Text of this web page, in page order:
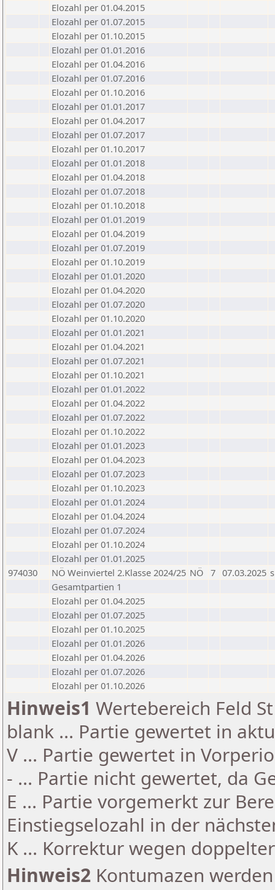
Elozahl per 01.04.2015
Elozahl per 01.07.2015
Elozahl per 01.10.2015
Elozahl per 01.01.2016
Elozahl per 01.04.2016
Elozahl per 01.07.2016
Elozahl per 01.10.2016
Elozahl per 01.01.2017
Elozahl per 01.04.2017
Elozahl per 01.07.2017
Elozahl per 01.10.2017
Elozahl per 01.01.2018
Elozahl per 01.04.2018
Elozahl per 01.07.2018
Elozahl per 01.10.2018
Elozahl per 01.01.2019
Elozahl per 01.04.2019
Elozahl per 01.07.2019
Elozahl per 01.10.2019
Elozahl per 01.01.2020
Elozahl per 01.04.2020
Elozahl per 01.07.2020
Elozahl per 01.10.2020
Elozahl per 01.01.2021
Elozahl per 01.04.2021
Elozahl per 01.07.2021
Elozahl per 01.10.2021
Elozahl per 01.01.2022
Elozahl per 01.04.2022
Elozahl per 01.07.2022
Elozahl per 01.10.2022
Elozahl per 01.01.2023
Elozahl per 01.04.2023
Elozahl per 01.07.2023
Elozahl per 01.10.2023
Elozahl per 01.01.2024
Elozahl per 01.04.2024
Elozahl per 01.07.2024
Elozahl per 01.10.2024
Elozahl per 01.01.2025
974030
NÖ Weinviertel 2.Klasse 2024/25 NÖ 7 07.03.2025 s
Gesamtpartien 1
Elozahl per 01.04.2025
Elozahl per 01.07.2025
Elozahl per 01.10.2025
Elozahl per 01.01.2026
Elozahl per 01.04.2026
Elozahl per 01.07.2026
Elozahl per 01.10.2026
Hinweis1 Wertebereich Feld
blank ... Partie gewertet in
V ... Partie gewertet in
- ... Partie nicht gewertet, da
E ... Partie vorgemerkt zur
Einstiegselozahl in der
K ... Korrektur wegen
Hinweis2 Kontumazen